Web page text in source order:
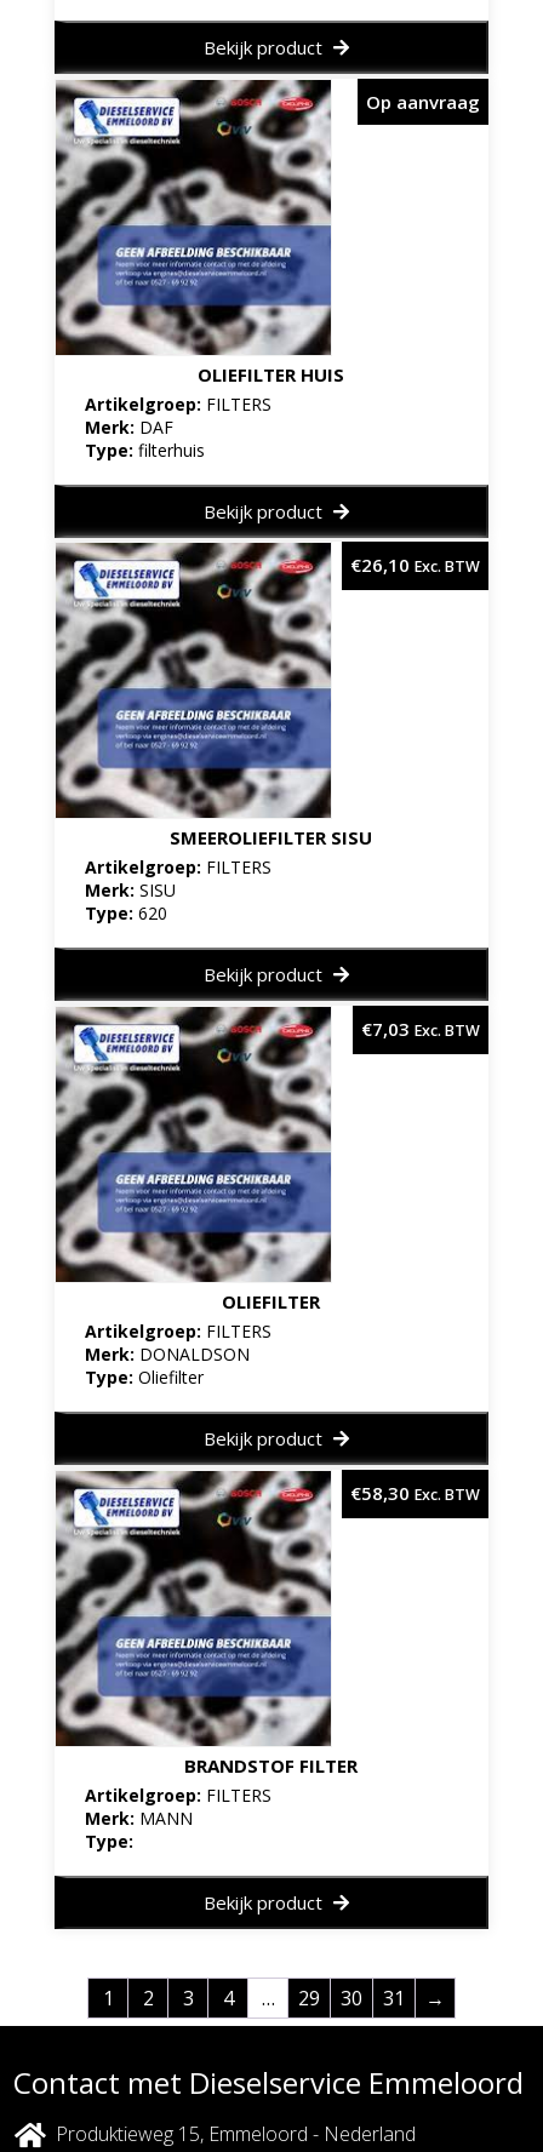
Bekijk product
OLIEFILTER HUIS
Artikelgroep: FILTERS
Merk: DAF
Type: filterhuis
Op aanvraag
Bekijk product
SMEEROLIEFILTER SISU
Artikelgroep: FILTERS
Merk: SISU
Type: 620
€26,10 Exc. BTW
Bekijk product
OLIEFILTER
Artikelgroep: FILTERS
Merk: DONALDSON
Type: Oliefilter
€7,03 Exc. BTW
Bekijk product
BRANDSTOF FILTER
Artikelgroep: FILTERS
Merk: MANN
Type:
€58,30 Exc. BTW
Bekijk product
1 2 3 4 … 29 30 31 →
Contact met Dieselservice Emmeloord
Produktieweg 15, Emmeloord - Nederland